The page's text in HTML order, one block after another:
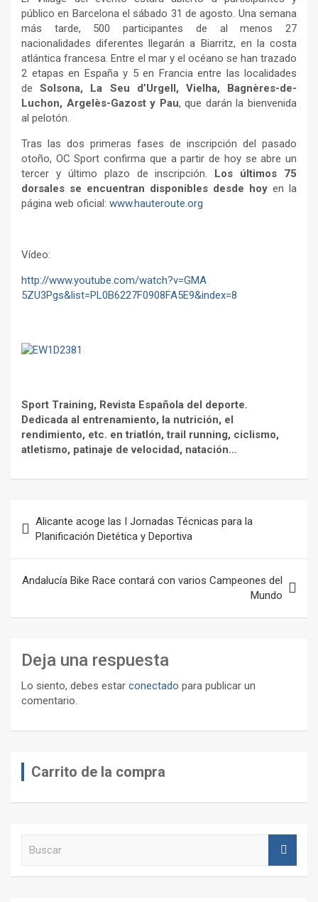
público en Barcelona el sábado 31 de agosto. Una semana
más tarde, 500 participantes de al menos 27
nacionalidades diferentes llegarán a Biarritz, en la costa
atlántica francesa. Entre el mar y el océano se han trazado
2 etapas en España y 5 en Francia entre las localidades
deSolsona, La Seu d’Urgell, Vielha, Bagnères-de-
Luchon, Argelès-Gazost y Pau, que darán la bienvenida
al pelotón.
Tras las dos primeras fases de inscripción del pasado
otoño, OC Sport confirma que a partir de hoy se abre un
tercer y último plazo de inscripción. Los últimos 75
dorsales se encuentran disponibles desde hoy en la
página web oficial: www.hauteroute.org
Vídeo:
http://www.youtube.com/watch?v=GMA
5ZU3Pgs&list=PL0B6227F0908FA5E9&index=8
Sport Training, Revista Española del deporte.
Dedicada al entrenamiento, la nutrición, el
rendimiento, etc. en triatlón, trail running, ciclismo,
atletismo, patinaje de velocidad, natación…
de
entradas
Alicante acoge las I Jornadas Técnicas para la
Planificación Dietética y Deportiva
Andalucía Bike Race contará con varios Campeones del
Mundo
Deja una respuesta
Lo siento, debes estar conectado para publicar un
comentario.
Carrito de la compra